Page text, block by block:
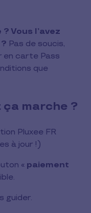
Vous l’avez
Pas de soucis,
en carte Pass
que
ça marche ?
Pluxee FR
à jour !)
« paiement
guider.